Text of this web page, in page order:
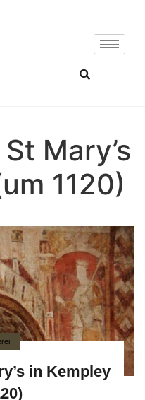
Mary’s
1120)
in Kempley